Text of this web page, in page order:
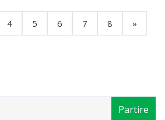
4 5 6 7 8 »